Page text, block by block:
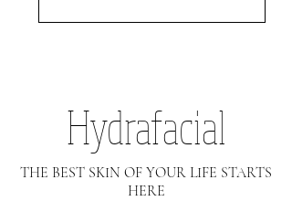
Hydrafacial
THE BEST SKIN OF YOUR LIFE STARTS
HERE